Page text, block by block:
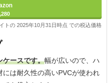
トの 2025年10月31日時点 での税込価格
ケースです。幅が広いので、ハ
は耐久性の高いPVCが使われ